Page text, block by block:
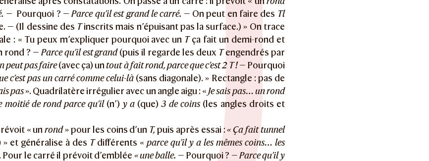
— Pourquoi ? —Parce qu’il est grand le carré. — On peut en faire des Tl
— (Il dessine des Tinscrits mais n’épuisant pas la surface.) » On trace
: « Tu peux m’expliquer pourquoi avec un Tça fait un demi-rond et
rond ? — Parce qu’il est grand(puis il regarde les deux Tengendrés par
peut pas faire(avec ça) untout à fait rond, parce que c’est 2 T !— Pourquoi
c’est pas un carré comme celui-là (sans diagonale). » Rectangle : pas de
pas». Quadrilatère irrégulier avec un angle aigu : «Je sais pas… un rond
de rond parce qu’il(n’) y a(que) 3 de coins(les angles droits et
« unrond» pour les coins d’un T,puis après essai :« Ça fait tunnel
et généralise à des Tdifférents « parce qu’il y a les mêmes coins… les
Pour le carré il prévoit d’emblée « une balle. — Pourquoi ? —Parce qu’il y